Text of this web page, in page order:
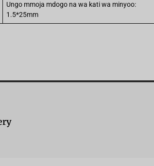
Ungo mmoja mdogo na wa kati wa minyoo:
1.5*25mm